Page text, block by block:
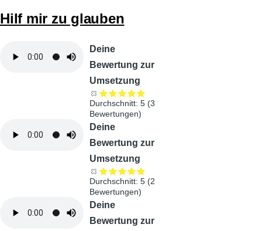
Hilf mir zu glauben
Deine
Bewertung zur
Umsetzung
Durchschnitt:5 (3
Bewertungen)
Deine
Bewertung zur
Umsetzung
Durchschnitt:5 (2
Bewertungen)
Deine
Bewertung zur